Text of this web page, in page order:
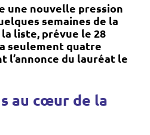
une nouvelle pression
semaines de la
liste, prévue le 28
seulement quatre
l’annonce du lauréat le
au cœur de la